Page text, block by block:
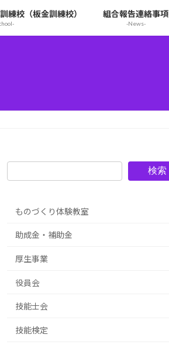
練校（板金訓練校） 組合報告連絡事項
-News-
検索
ものづくり体験教室
助成金・補助金
厚生事業
役員会
技能士会
技能検定